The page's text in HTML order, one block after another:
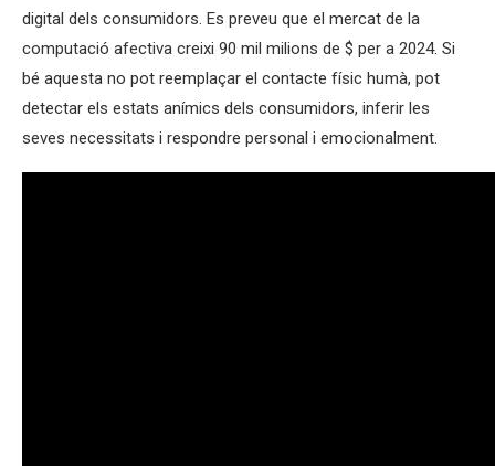
digital dels consumidors. Es preveu que el mercat de la
computació afectiva creixi 90 mil milions de $ per a 2024. Si
bé aquesta no pot reemplaçar el contacte físic humà, pot
detectar els estats anímics dels consumidors, inferir les
seves necessitats i respondre personal i emocionalment.